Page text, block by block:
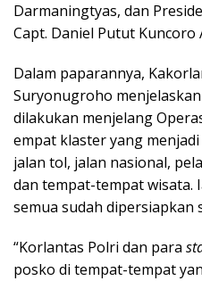
Darmaningtyas, dan
Capt. Daniel Putut Kuncoro
Dalam paparannya,
Suryonugroho
dilakukan menjelang
empat klaster yang
jalan tol, jalan nasional,
dan tempat-tempat wisata.
semua sudah dipersiapkan
“Korlantas Polri dan para
posko di tempat-tempat